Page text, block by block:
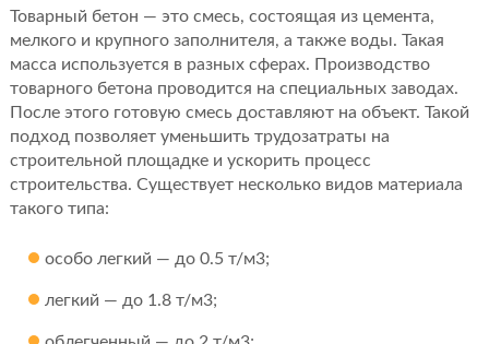
Товарный бетон — это смесь, состоящая из цемента,
мелкого и крупного заполнителя, а также воды. Такая
масса используется в разных сферах. Производство
товарного бетона проводится на специальных заводах.
После этого готовую смесь доставляют на объект. Такой
подход позволяет уменьшить трудозатраты на
строительной площадке и ускорить процесс
строительства. Существует несколько видов материала
такого типа:
особо легкий — до 0.5 т/м3;
легкий — до 1.8 т/м3;